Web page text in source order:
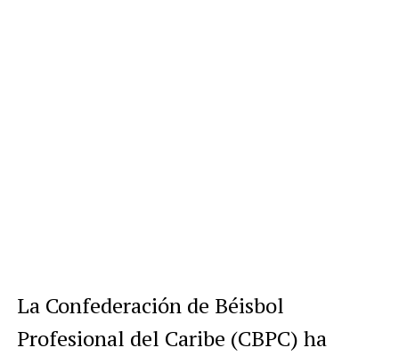
La Confederación de Béisbol
Profesional del Caribe (CBPC) ha